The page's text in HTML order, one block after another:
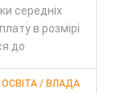
середніх
в розмірі
до
ОСВІТА / ВЛАДА